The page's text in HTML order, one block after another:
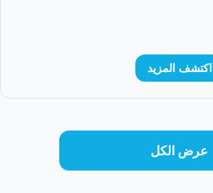
اكتشف المزيد
عرض الكل